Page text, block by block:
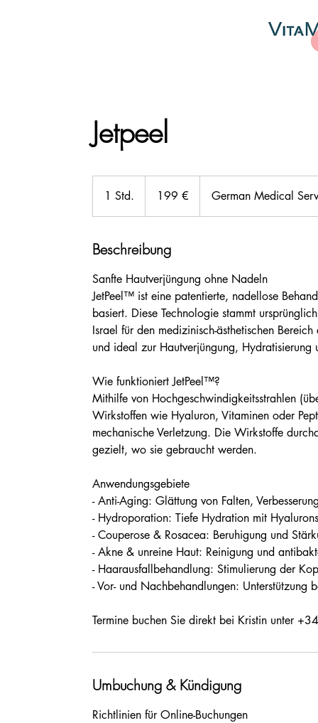
Jetpeel
1 Std.
S
d
199 € German Medical
Beschreibung
Sanfte Hautverjüngung ohne Nadeln
JetPeel™ ist eine patentierte, nadellose
basiert. Diese Technologie stammt
Israel für den medizinisch-ästhetischen
und ideal zur Hautverjüngung, Hydratisierung
Wie funktioniert JetPeel™?
Mithilfe von Hochgeschwindigkeitsstrahlen
Wirkstoffen wie Hyaluron, Vitaminen oder
mechanische Verletzung. Die Wirkstoffe
gezielt, wo sie gebraucht werden.
Anwendungsgebiete
- Anti-Aging: Glättung von Falten,
- Hydroporation: Tiefe Hydration mit
- Couperose & Rosacea: Beruhigung und
- Akne & unreine Haut: Reinigung und
- Haarausfallbehandlung: Stimulierung der
- Vor- und Nachbehandlungen: Unterstützung
Termine buchen Sie direkt bei Kristin unter
Umbuchung & Kündigung
Richtlinien für Online-Buchungen